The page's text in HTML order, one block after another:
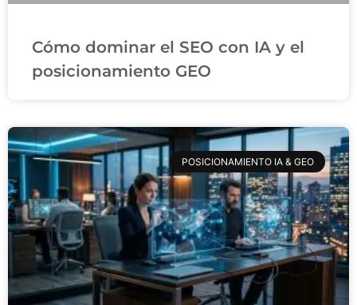
Cómo dominar el SEO con IA y el
posicionamiento GEO
POSICIONAMIENTO IA & GEO